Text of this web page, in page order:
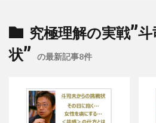
究極理解の実戦”
状”
の最新記事8件